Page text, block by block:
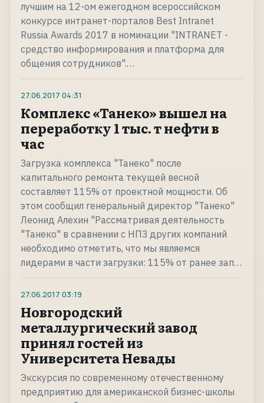
лучшим на 12-ом ежегодном всероссийском
конкурсе интранет-порталов Best Intranet
Russia Awards 2017 в номинации "INTRANET -
средство информирования и платформа для
общения сотрудников".…
27.06.2017 04:31
Комплекс «Танеко» вышел на
переработку 1 тыс. т нефти в
час
Загрузка комплекса "Танеко" после
капитального ремонта текущей весной
составляет 115% от проектной мощности. Об
этом сообщил генеральный директор "Танеко"
Леонид Алехин "Рассматривая деятельность
"Танеко" в сравнении с НПЗ других компаний
необходимо отметить, что мы являемся
лидерами в части загрузки: 115% от ранее зап…
27.06.2017 03:19
Новгородский
металлургический завод
принял гостей из
Университета Невады
Экскурсия по современному отечественному
предприятию для американской бизнес-школы